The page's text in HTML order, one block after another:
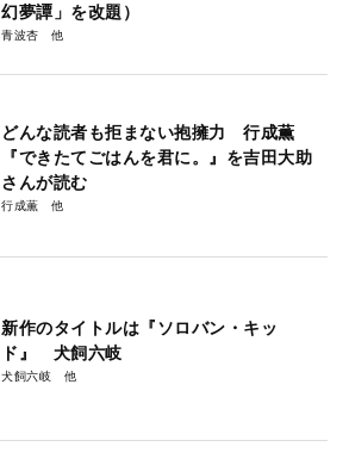
幻夢譚」を改題）
青波杏
どんな読者も拒まない抱擁力 行成薫
『できたてごはんを君に。』を吉田大助
さんが読む
行成薫
新作のタイトルは『ソロバン・キッ
ド』 犬飼六岐
犬飼六岐